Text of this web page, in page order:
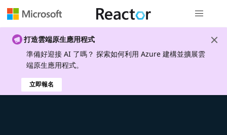
打造雲端原生應用程式
準備好迎接 AI 了嗎？ 探索如何利用 Azure 建構並擴展雲
端原生應用程式。
立即報名